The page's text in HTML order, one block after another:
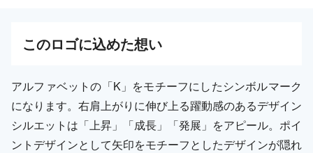
このロゴに込めた想い
アルファベットの「K」をモチーフにしたシンボルマーク
になります。右肩上がりに伸び上る躍動感のあるデザイン
シルエットは「上昇」「成長」「発展」をアピール。ポイ
ントデザインとして矢印をモチーフとしたデザインが隠れ